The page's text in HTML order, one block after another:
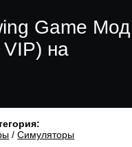
Game Мод
на
/Симуляторы